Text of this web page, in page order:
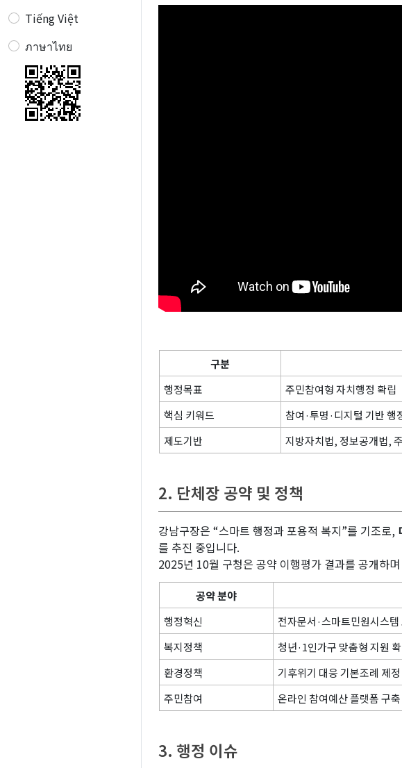
Tiếng Việt
ภาษาไทย
구분
행정목표
주민참여형 자치행정 확립
핵심 키워드
참여·투명·디지털 기반 행
제도기반
지방자치법, 정보공개법,
2. 단체장 공약 및 정책
강남구장은 “스마트 행정과 포용적 복지”를 기조로,
를 추진 중입니다.
2025년 10월 구청은 공약 이행평가 결과를 공개하
공약 분야
행정혁신
전자문서·스마트민원시스템
복지정책
청년·1인가구 맞춤형 지원
환경정책
기후위기 대응 기본조례 제정
주민참여
온라인 참여예산 플랫폼 구축
3. 행정 이슈